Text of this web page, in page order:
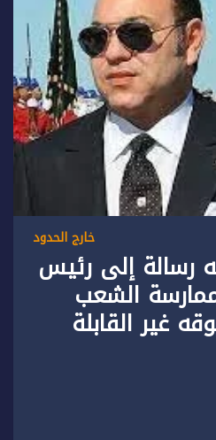
خارج الحدود
رسالة إلى رئيس
الشعب
غير القابلة